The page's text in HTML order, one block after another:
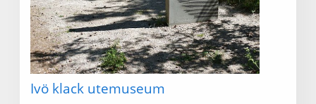
Ivö klack utemuseum